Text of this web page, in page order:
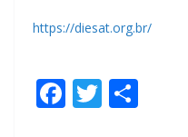
https://diesat.org.br/
F T